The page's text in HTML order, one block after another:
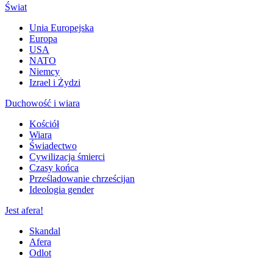
Świat
Unia Europejska
Europa
USA
NATO
Niemcy
Izrael i Żydzi
Duchowość i wiara
Kościół
Wiara
Świadectwo
Cywilizacja śmierci
Czasy końca
Prześladowanie chrześcijan
Ideologia gender
Jest afera!
Skandal
Afera
Odlot